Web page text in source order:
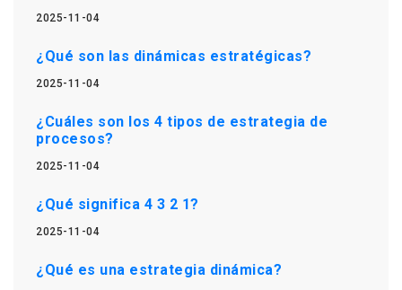
2025-11-04
¿Qué son las dinámicas estratégicas?
2025-11-04
¿Cuáles son los 4 tipos de estrategia de
procesos?
2025-11-04
¿Qué significa 4 3 2 1?
2025-11-04
¿Qué es una estrategia dinámica?